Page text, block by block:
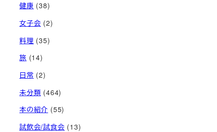
健康 (38)
女子会 (2)
料理 (35)
旅 (14)
日常 (2)
未分類 (464)
本の紹介 (55)
試飲会/試食会 (13)